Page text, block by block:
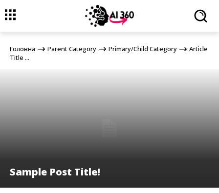
Головна Parent Category Primary/Child Category
Article Title
...
Головна Parent Category Primary/Child Category
Article
Title ...
Sample Post Title!